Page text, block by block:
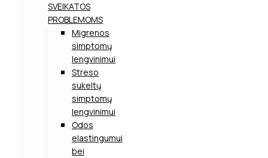
SVEIKATOS
PROBLEMOMS
Migrenos
simptomų
lengvinimui
Streso
sukeltų
simptomų
lengvinimui
Odos
elastingumui
bei